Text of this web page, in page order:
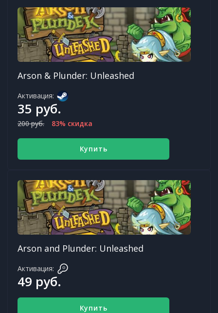
Arson & Plunder: Unleashed
Активация:
35 руб.
200 руб. 83% скидка
Купить
Arson and Plunder: Unleashed
Активация:
49 руб.
Купить